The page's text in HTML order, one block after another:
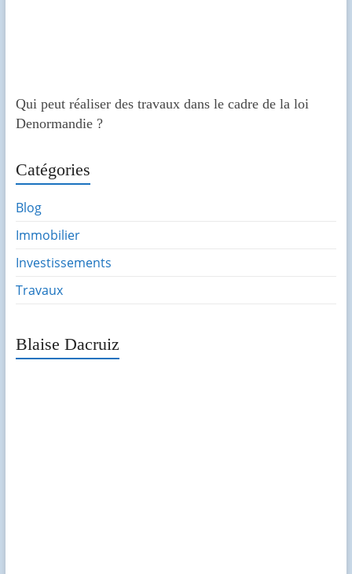
Qui peut réaliser des travaux dans le cadre de la loi
Denormandie ?
Catégories
Blog
Immobilier
Investissements
Travaux
Blaise Dacruiz